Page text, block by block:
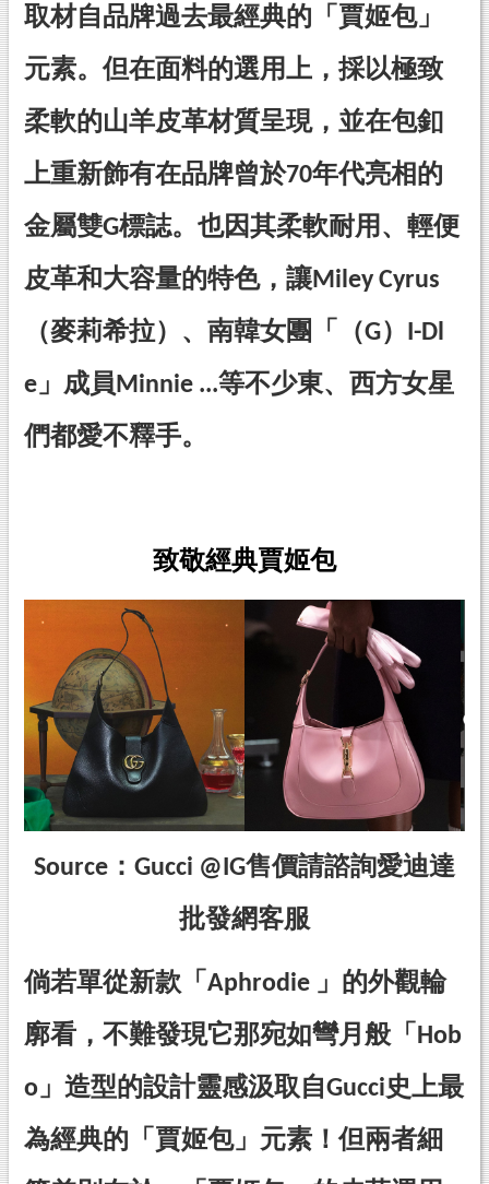
取材自品牌過去最經典的「賈姬包」
元素。但在面料的選用上，採以極致
柔軟的山羊皮革材質呈現，並在包釦
上重新飾有在品牌曾於70年代亮相的
金屬雙G標誌。也因其柔軟耐用、輕便
皮革和大容量的特色，讓Miley Cyrus
（麥莉希拉）、南韓女團「（G）I-Dl
e」成員Minnie ...等不少東、西方女星
們都愛不釋手。
致敬經典賈姬包
Source：Gucci @IG售價請諮詢愛迪達
批發網客服
倘若單從新款「Aphrodie 」的外觀輪
廓看，不難發現它那宛如彎月般「Hob
o」造型的設計靈感汲取自Gucci史上最
為經典的「賈姬包」元素！但兩者細